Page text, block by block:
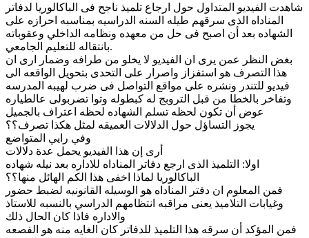
شاهدت الفيديو المتداول حول ارجاع تلميذ ناجح فى الباكالوريا لدفاتر
المناداه الذى سرقهم طيله السنه الدراسيه بمناسبه احرازه على
الشهاده بعد أن اصبح فى حل من معهده ونظامه الداخلي وعقوباته
بانتقاله للتعليم الجامعي.
بغض النظر عمن يرى ان الفيديو لا يخلو من طرافه وضمار ارى ان
هذا التصرف هو استفزاز واصرار على التحدى بتحويل الواقعه الى
فيديو للتندر ونشره على مواقع التواصل فى ضرب لهيبه المدرسه
وتفاخر بالخطا من قبل التروبج له كبطوله وتوا تضربولى عالطياره
عوض أن تكون لحظه تسلم الشهاده لحظه اعتراف بالجميل
يجوز التساؤل حول الدلالات العميقه لمثل هكذا تصرف؟؟
وفي رايي المتواضع
أرى إن هذا الفيديو يحمل عدة دلالات
اولا: التلميذ الذى ارجع دفاتر المناداه للاداره بعد نيله شهاده
الباكالوريا لماذا اخفى هذا الكم الهائل منها؟؟
فمن المعلوم ان دفتر المناداه هو الوسيله القانونيه لضبط حضور
وغيابات التلاميذ يعنى مراقبه انتظامهم الدراسي بالنسبه للاستاذ
والاداره فاذا كان الحال ذلك
فمن المؤكد أن سرقه هذا التلميذ للدفاتر كان الغايه منه هو الفصعه